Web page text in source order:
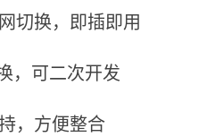
切换，即插即用
，可二次开发
，方便整合